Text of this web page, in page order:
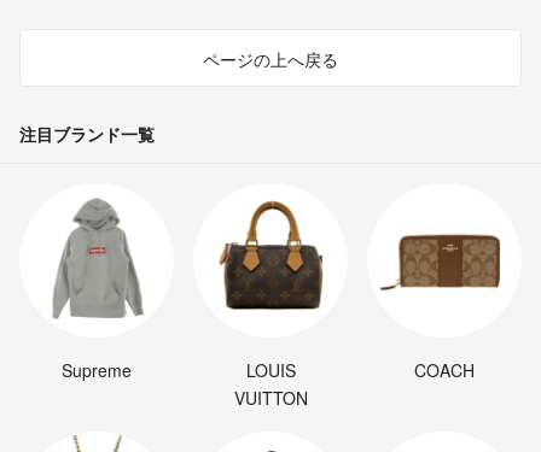
ページの上へ戻る
注目ブランド一覧
Supreme
LOUIS
VUITTON
COACH